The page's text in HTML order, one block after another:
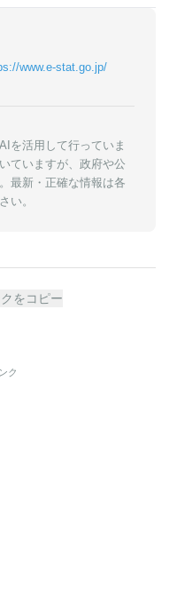
www.e-stat.go.jp/
を活用して行っていま
ていますが、政府や公
最新・正確な情報は各
い。
をコピー
ク